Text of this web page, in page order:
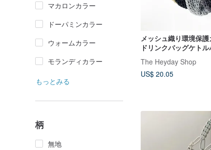
マカロンカラー
ドーパミンカラー
ウォームカラー
モランディカラー
もっとみる
柄
無地
メッシュ織り環境保
ドリンクバッグケト
ンロープ手織り付属カ
ル
The Heyday Shop
US$ 20.05